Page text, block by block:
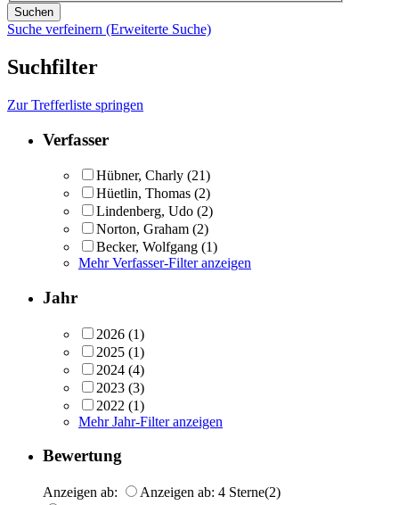
Suche verfeinern (Erweiterte Suche)
Suchfilter
Zur Trefferliste springen
Verfasser
Hübner, Charly (21)
Hüetlin, Thomas (2)
Lindenberg, Udo (2)
Norton, Graham (2)
Becker, Wolfgang (1)
Mehr Verfasser-Filter anzeigen
Jahr
2026 (1)
2025 (1)
2024 (4)
2023 (3)
2022 (1)
Mehr Jahr-Filter anzeigen
Bewertung
Anzeigen ab: Anzeigen ab: 4 Sterne(2)